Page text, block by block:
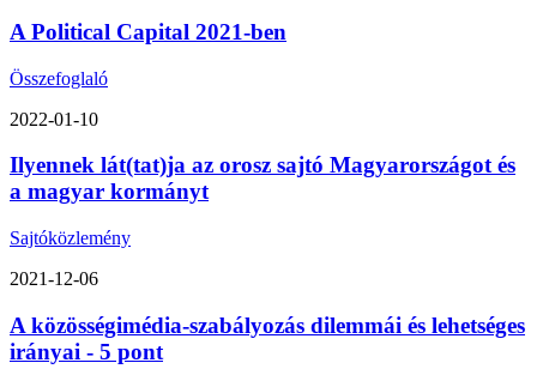
A Political Capital 2021-ben
Összefoglaló
2022-01-10
Ilyennek lát(tat)ja az orosz sajtó Magyarországot és
a magyar kormányt
Sajtóközlemény
2021-12-06
A közösségimédia-szabályozás dilemmái és lehetséges
irányai - 5 pont